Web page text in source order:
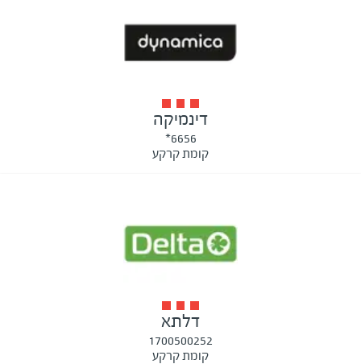
דינמיקה
6656*
קומת קרקע
דלתא
1700500252
קומת קרקע